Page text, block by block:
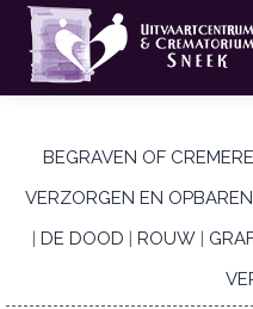
BEGRAVEN OF
VERZORGEN EN OPBAREN
| DE DOOD | ROUW|